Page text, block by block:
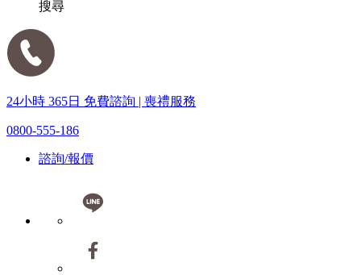
搜尋
24小時 365日 免費諮詢 | 喪禮服務
0800-555-186
諮詢/報價